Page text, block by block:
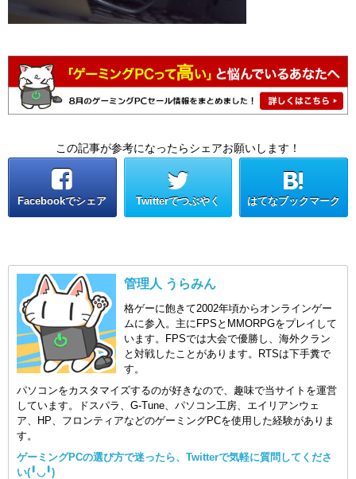
この記事が参考になったらシェアお願いします！
Facebookでシェア Twitterでつぶやく はてなブックマーク
管理人 うらみん
格ゲーに飽きて2002年頃からオンラインゲー
ムに参入。主にFPSとMMORPGをプレイして
います。FPSでは大会で優勝し、海外クラン
と対戦したことがあります。RTSは下手糞で
す。
パソコンをカスタマイズするのが好きなので、趣味で当サイトを運営
しています。ドスパラ、G-Tune、パソコン工房、エイリアンウェ
ア、HP、フロンティアなどのゲーミングPCを使用した経験がありま
す。
ゲーミングPCの選び方で迷ったら、Twitterで気軽に質問してくださ
い(╹◡╹)